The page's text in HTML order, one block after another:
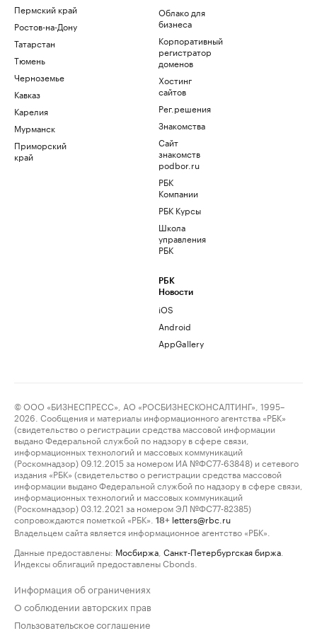
Пермский край
Ростов-на-Дону
Татарстан
Тюмень
Черноземье
Кавказ
Карелия
Мурманск
Приморский
край
Облако для
бизнеса
Корпоративный
регистратор
доменов
Хостинг
сайтов
Рег.решения
Знакомства
Сайт
знакомств
podbor.ru
РБК
Компании
РБК Курсы
Школа
управления
РБК
РБК
Новости
iOS
Android
AppGallery
© ООО «БИЗНЕСПРЕСС», АО «РОСБИЗНЕСКОНСАЛТИНГ», 1995–
2026. Сообщения и материалы информационного агентства «РБК»
(свидетельство о регистрации средства массовой информации
выдано Федеральной службой по надзору в сфере связи,
информационных технологий и массовых коммуникаций
(Роскомнадзор) 09.12.2015 за номером ИА №ФС77-63848) и сетевого
издания «РБК» (свидетельство о регистрации средства массовой
информации выдано Федеральной службой по надзору в сфере связи,
информационных технологий и массовых коммуникаций
(Роскомнадзор) 03.12.2021 за номером ЭЛ №ФС77-82385)
сопровождаются пометкой «РБК».
18+ letters@rbc.ru
Владельцем сайта является информационное агентство «РБК».
Данные предоставлены: Мосбиржа Санкт-Петербургская биржа
Индексы облигаций предоставлены Cbonds.
Информация об ограничениях
О соблюдении авторских прав
Пользовательское соглашение